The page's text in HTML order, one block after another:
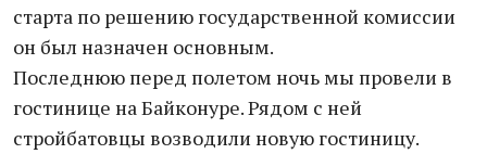
старта по решению государственной комиссии
он был назначен основным.
Последнюю перед полетом ночь мы провели в
гостинице на Байконуре. Рядом с ней
стройбатовцы возводили новую гостиницу.